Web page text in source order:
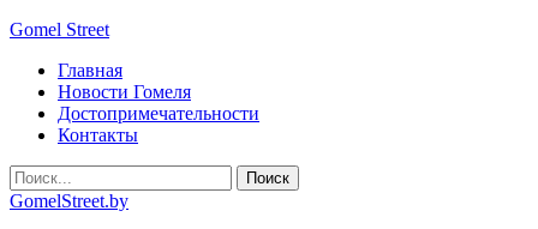
Gomel Street
Главная
Новости Гомеля
Достопримечательности
Контакты
GomelStreet.by